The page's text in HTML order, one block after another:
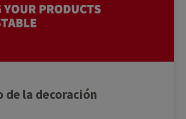
de la decoración